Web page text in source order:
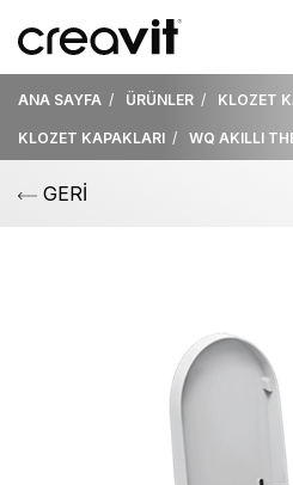
ANA SAYFA ÜRÜNLER KLOZET
KLOZET KAPAKLARI WQ AKILLI
GERİ